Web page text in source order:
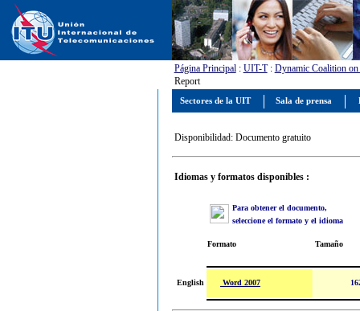
Página Principal: UIT-T: Dynamic Coalition
Report
Disponibilidad: Documento gratuito
Idiomas y formatos disponibles :
Para obtener el documento,
seleccione el formato y el idioma
Formato Tamaño
English Word 2007
Sectores de la UIT Sala de prensa